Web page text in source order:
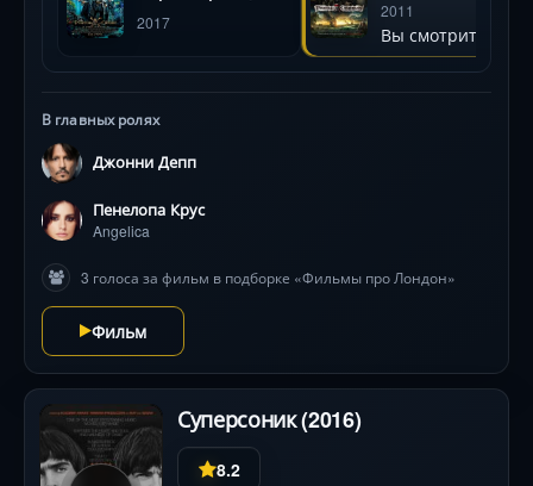
путешествие незабываемым — даже если цена
рассказывают
сказки
2017
2011
Вы смотрите
В главных ролях
Джонни Депп
Пенелопа Крус
Angelica
3 голоса за фильм в подборке «Фильмы про Лондон»
Фильм
Суперсоник (2016)
8.2